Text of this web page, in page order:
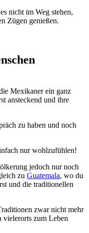
nicht im Weg stehen,
Zügen genießen.
Mexikaner ein ganz
ansteckend und ihre
zu haben und noch
nur wohlzufühlen!
jedoch nur noch
zu Guatemala, wo du
und die traditionellen
zwar nicht mehr
vielerorts zum Leben